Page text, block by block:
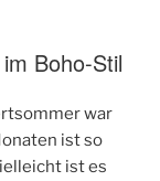
Boho-Stil
war
ist so
ist es